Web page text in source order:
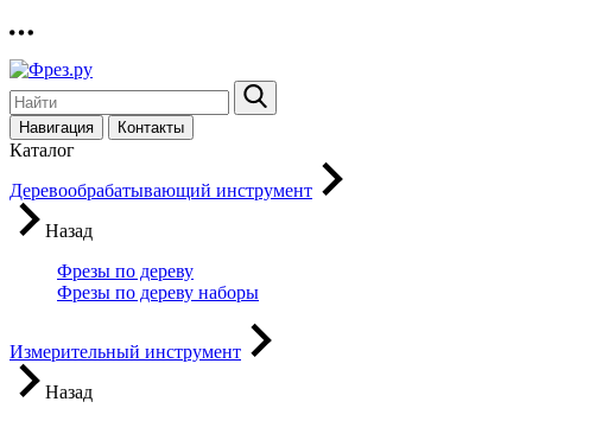
Навигация Контакты
Каталог
Деревообрабатывающий инструмент
Назад
Фрезы по дереву
Фрезы по дереву наборы
Измерительный инструмент
Назад